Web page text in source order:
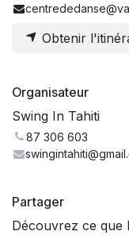
Obtenir
Organisateur
Swing In Tahiti
87 306 603
Partager
Découvrez ce que